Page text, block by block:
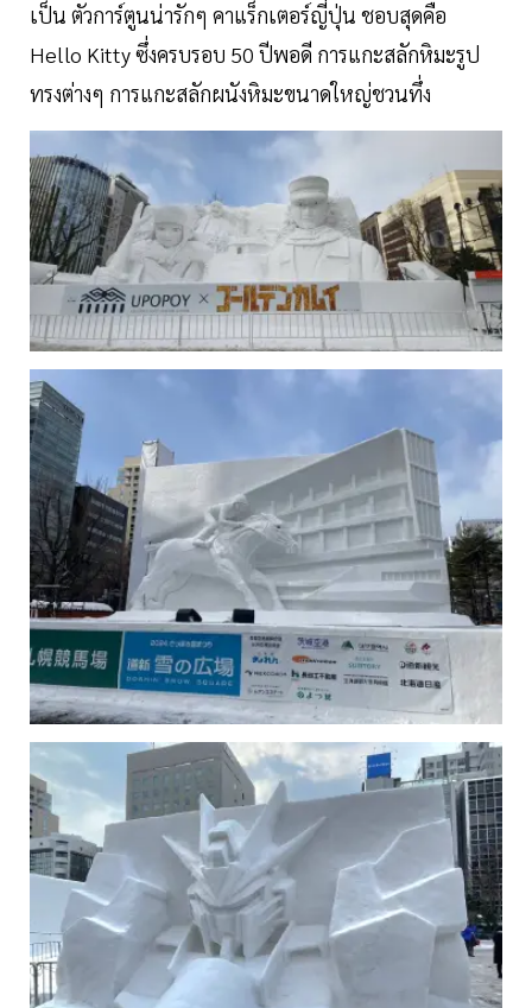
เป็น ตัวการ์ตูนน่ารักๆ คาแร็กเตอร์ญี่ปุ่น ชอบสุดคือ
Hello Kitty ซึ่งครบรอบ 50 ปีพอดี การแกะสลักหิมะรูป
ทรงต่างๆ การแกะสลักผนังหิมะขนาดใหญ่ชวนทึ่ง